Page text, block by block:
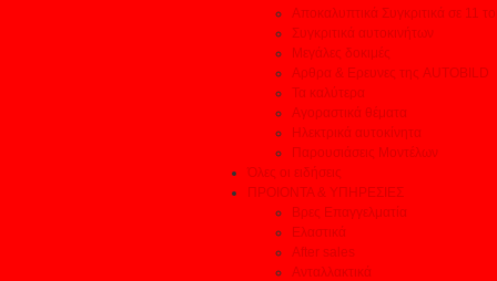
Αποκαλυπτικά Συγκριτικά σε 11
Συγκριτικά αυτοκινήτων
Μεγάλες δοκιμές
Αρθρα & Ερευνες της AUTOBILD
Τα καλύτερα
Αγοραστικά θέματα
Ηλεκτρικά αυτοκίνητα
Παρουσιάσεις Μοντέλων
Όλες οι ειδήσεις
ΠΡΟΙΟΝΤΑ & ΥΠΗΡΕΣΙΕΣ
Βρες Επαγγελματία
Ελαστικά
After sales
Ανταλλακτικά